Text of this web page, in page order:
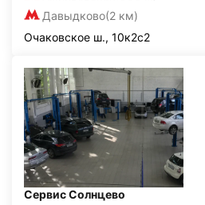
Давыдково(2 км)
Очаковское ш., 10к2с2
Сервис Солнцево